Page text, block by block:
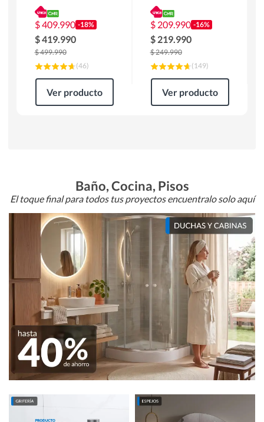
180 x 90 x 76 cm
Café
$409.990 -18%
$419.990
$499.990
(46)
Ver producto
Atlanta 91x101x94
cm Negro
$ 209.990 -16%
$ 219.990
$249.990
(149)
Ver producto
Baño, Cocina, Pisos
El toque final para todos tus proyectos encuentralo solo aquí